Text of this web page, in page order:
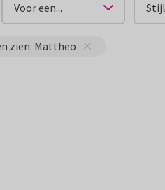
Voor een... Stijl
zien: Mattheo